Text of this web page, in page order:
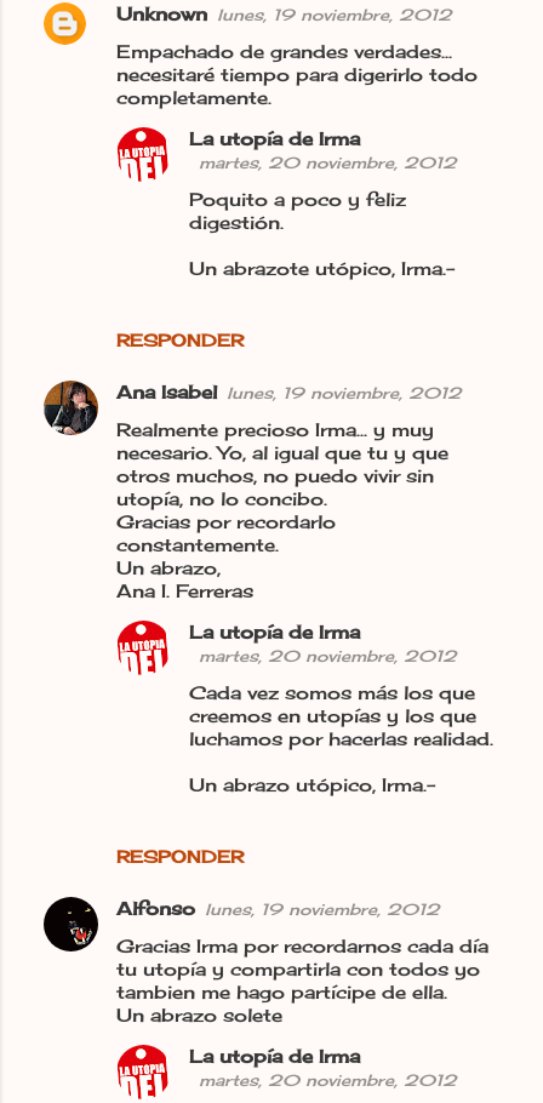
C
Unknown lunes, 19 noviembre, 2012
Empachado de grandes verdades...
necesitaré tiempo para digerirlo todo
completamente.
RESPONDER
La utopía de Irma
martes, 20 noviembre, 2012
Poquito a poco y feliz
digestión.
Un abrazote utópico, Irma.-
Ana Isabel lunes, 19 noviembre, 2012
Realmente precioso Irma... y muy
necesario. Yo, al igual que tu y que
otros muchos, no puedo vivir sin
utopía, no lo concibo.
Gracias por recordarlo
constantemente.
Un abrazo,
Ana I. Ferreras
RESPONDER
La utopía de Irma
martes, 20 noviembre, 2012
Cada vez somos más los que
creemos en utopías y los que
luchamos por hacerlas realidad.
Un abrazo utópico, Irma.-
Alfonso lunes, 19 noviembre, 2012
Gracias Irma por recordarnos cada día
tu utopía y compartirla con todos yo
tambien me hago partícipe de ella.
Un abrazo solete
La utopía de Irma
martes, 20 noviembre, 2012